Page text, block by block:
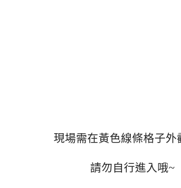
現場需在黃色線條格子外
請勿自行進入哦~